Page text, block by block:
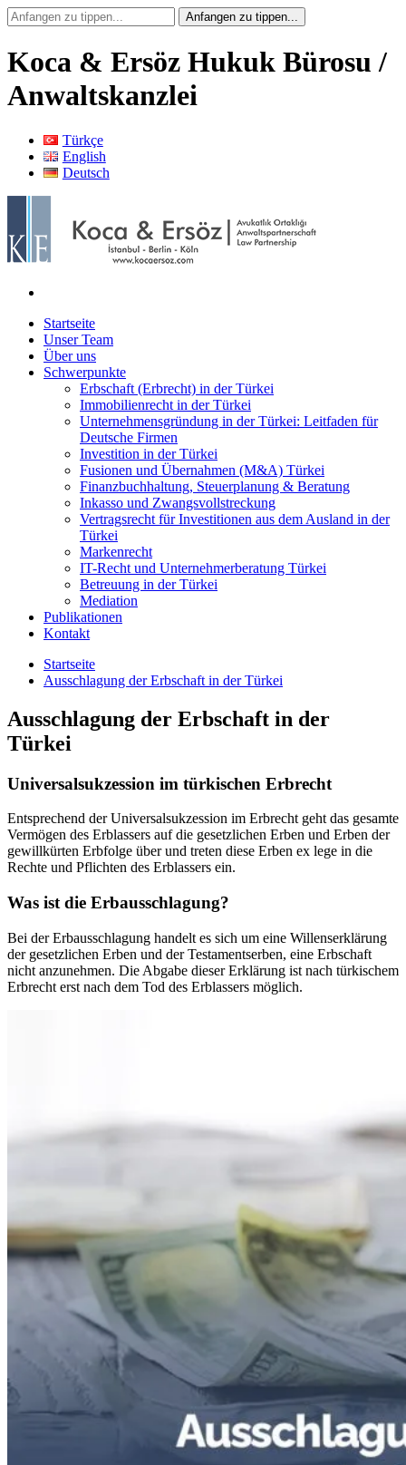
Koca & Ersöz Hukuk Bürosu /
Anwaltskanzlei
Türkçe
English
Deutsch
Startseite
Unser Team
Über uns
Schwerpunkte
Erbschaft (Erbrecht) in der Türkei
Immobilienrecht in der Türkei
Unternehmensgründung in der Türkei: Leitfaden für
Deutsche Firmen
Investition in der Türkei
Fusionen und Übernahmen (M&A) Türkei
Finanzbuchhaltung, Steuerplanung & Beratung
Inkasso und Zwangsvollstreckung
Vertragsrecht für Investitionen aus dem Ausland in der
Türkei
Markenrecht
IT-Recht und Unternehmerberatung Türkei
Betreuung in der Türkei
Mediation
Publikationen
Kontakt
Startseite
Ausschlagung der Erbschaft in der Türkei
Ausschlagung der Erbschaft in der
Türkei
Universalsukzession im türkischen Erbrecht
Entsprechend der Universalsukzession im Erbrecht geht das gesamte
Vermögen des Erblassers auf die gesetzlichen Erben und Erben der
gewillkürten Erbfolge über und treten diese Erben ex lege in die
Rechte und Pflichten des Erblassers ein.
Was ist die Erbausschlagung?
Bei der Erbausschlagung handelt es sich um eine Willenserklärung
der gesetzlichen Erben und der Testamentserben, eine Erbschaft
nicht anzunehmen. Die Abgabe dieser Erklärung ist nach türkischem
Erbrecht erst nach dem Tod des Erblassers möglich.